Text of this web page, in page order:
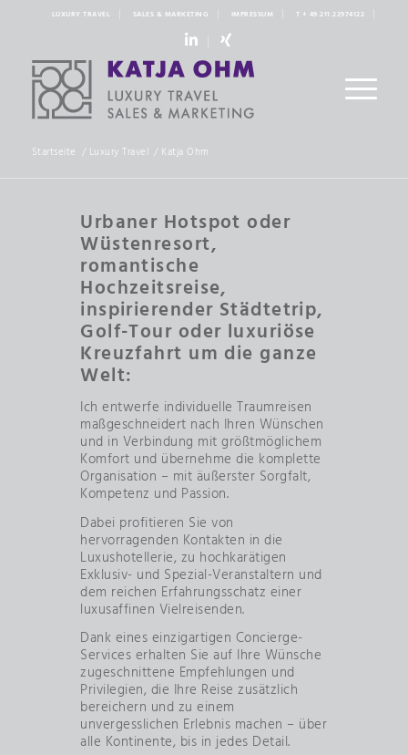
LUXURY TRAVEL SALES & MARKETING IMPRESSUM
T + 49.211.22974122
linkedin
Startseite / Luxury Travel / Katja Ohm
Urbaner Hotspot oder
Wüstenresort,
romantische
Hochzeitsreise,
inspirierender Städtetrip,
Golf-Tour oder luxuriöse
Kreuzfahrt um die ganze
Welt:
Ich entwerfe individuelle Traumreisen
maßgeschneidert nach Ihren Wünschen
und in Verbindung mit größtmöglichem
Komfort und übernehme die komplette
Organisation – mit äußerster Sorgfalt,
Kompetenz und Passion.
Dabei profitieren Sie von
hervorragenden Kontakten in die
Luxushotellerie, zu hochkarätigen
Exklusiv- und Spezial-Veranstaltern und
dem reichen Erfahrungsschatz einer
luxusaffinen Vielreisenden.
Dank eines einzigartigen Concierge-
Services erhalten Sie auf Ihre Wünsche
zugeschnittene Empfehlungen und
Privilegien, die Ihre Reise zusätzlich
bereichern und zu einem
unvergesslichen Erlebnis machen – über
alle Kontinente, bis in jedes Detail.